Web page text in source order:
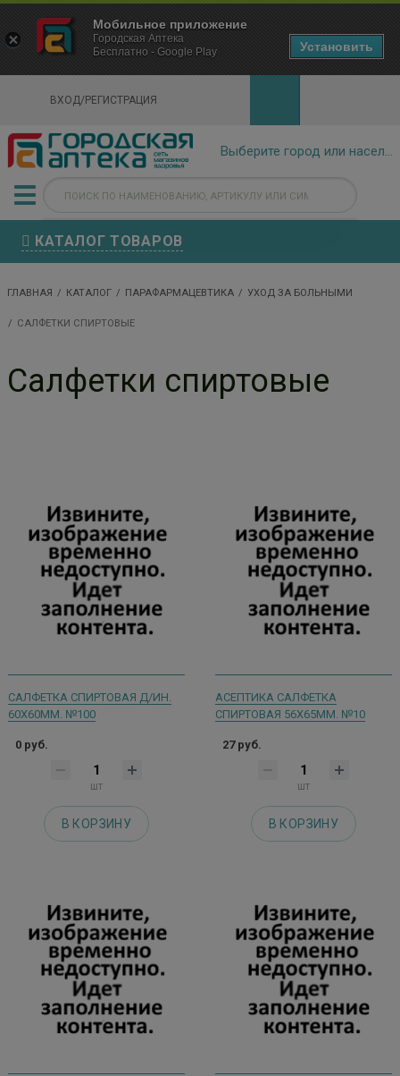
ВХОД/РЕГИСТРАЦИЯ
КАТАЛОГ ТОВАРОВ
ГЛАВНАЯ КАТАЛОГ ПАРАФАРМАЦЕВТИКА УХОД ЗА БОЛЬНЫМИ
САЛФЕТКИ СПИРТОВЫЕ
Салфетки спиртовые
САЛФЕТКА СПИРТОВАЯ Д/ИН.
60Х60ММ. №100
0 руб.
шт
В КОРЗИНУ
АСЕПТИКА САЛФЕТКА
СПИРТОВАЯ 56Х65ММ. №10
27 руб.
шт
В КОРЗИНУ
×
Городская Аптека Маркетплейс
- In Google Play
Мобильное приложение
Городская Аптека
Бесплатно - Google Play
Установить